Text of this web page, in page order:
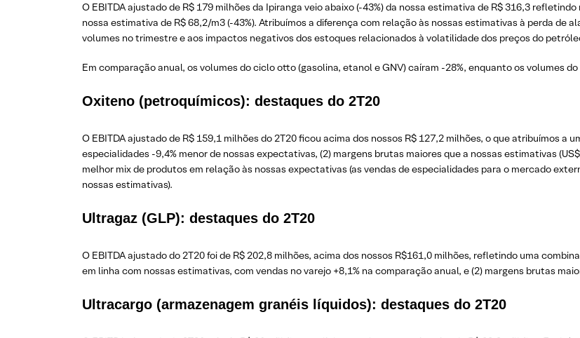
O EBITDA ajustado de R$ 179 milhões da Ipiranga veio abaixo (-43%) da nossa estimativa de R$ 316,3
nossa estimativa de R$ 68,2/m3 (-43%). Atribuímos a diferença com relação às nossas estimativas à perda de
volumes no trimestre e aos impactos negativos dos estoques relacionados à volatilidade dos preços do
Em comparação anual, os volumes do ciclo otto (gasolina, etanol e GNV) caíram -28%, enquanto os volumes
Oxiteno (petroquímicos): destaques do 2T20
O EBITDA ajustado de R$ 159,1 milhões do 2T20 ficou acima dos nossos R$ 127,2 milhões, o que atribuímos a
especialidades -9,4% menor de nossas expectativas, (2) margens brutas maiores que a nossas estimativas
melhor mix de produtos em relação às nossas expectativas (as vendas de especialidades para o mercado
nossas estimativas).
Ultragaz (GLP): destaques do 2T20
O EBITDA ajustado do 2T20 foi de R$ 202,8 milhões, acima dos nossos R$161,0 milhões, refletindo uma
em linha com nossas estimativas, com vendas no varejo +8,1% na comparação anual, e (2) margens brutas
Ultracargo (armazenagem granéis líquidos): destaques do 2T20